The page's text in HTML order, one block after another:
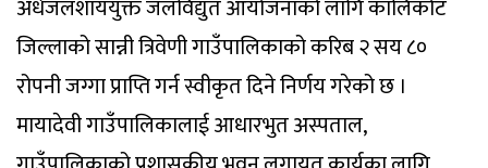
अर्धजलशाययुक्त जलविद्युत आयोजनाको लागि कालिकोट
जिल्लाको सान्नी त्रिवेणी गाउँपालिकाको करिब २ सय ८०
रोपनी जग्गा प्राप्ति गर्न स्वीकृत दिने निर्णय गरेको छ ।
मायादेवी गाउँपालिकालाई आधारभुत अस्पताल,